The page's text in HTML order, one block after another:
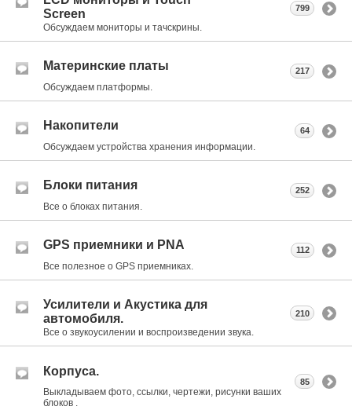
Screen
Обсуждаем мониторы и тачскрины.
799
Материнские платы
Обсуждаем платформы.
217
Накопители
Обсуждаем устройства хранения информации.
64
Блоки питания
Все о блоках питания.
252
GPS приемники и PNA
Все полезное о GPS приемниках.
112
Усилители и Акустика для
автомобиля.
Все о звукоусилении и воспроизведении звука.
210
Корпуса.
Выкладываем фото, ссылки, чертежи, рисунки ваших
блоков .
85